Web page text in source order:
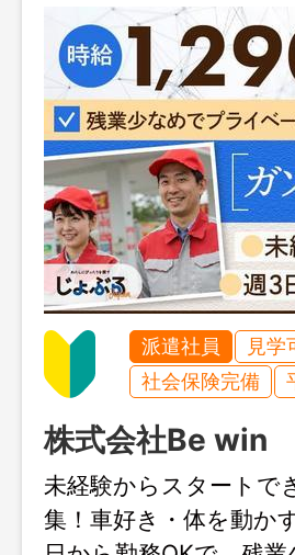
派遣社員 見学
社会保険完備
株式会社Be win
未経験からスタートで
集！車好き・体を動か